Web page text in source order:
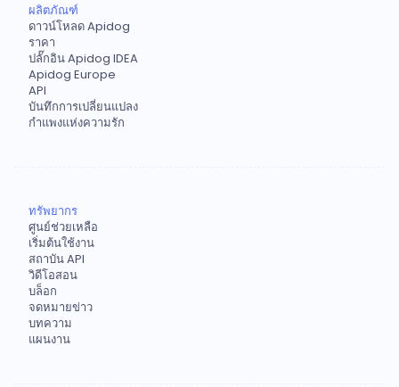
ผลิตภัณฑ์
ดาวน์โหลด Apidog
ราคา
ปลั๊กอิน Apidog IDEA
Apidog Europe
API
บันทึกการเปลี่ยนแปลง
กำแพงแห่งความรัก
ทรัพยากร
ศูนย์ช่วยเหลือ
เริ่มต้นใช้งาน
สถาบัน API
วิดีโอสอน
บล็อก
จดหมายข่าว
บทความ
แผนงาน